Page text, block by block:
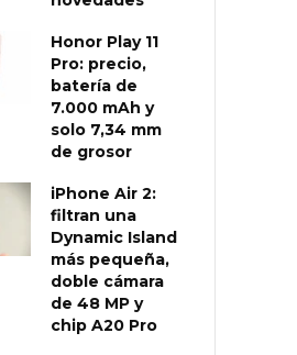
Honor Play 11
Pro: precio,
batería de
7.000 mAh y
solo 7,34 mm
de grosor
iPhone Air 2:
filtran una
Dynamic Island
más pequeña,
doble cámara
de 48 MP y
chip A20 Pro